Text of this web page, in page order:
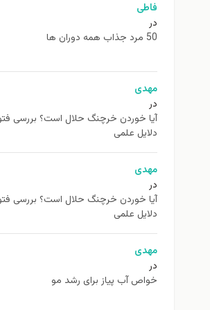
فاطی
در
50 مرد جذاب همه دوران ها
مهدی
در
آیا خوردن خرچنگ حلال است؟ بررسی
دلایل علمی
مهدی
در
آیا خوردن خرچنگ حلال است؟ بررسی
دلایل علمی
مهدی
در
خواص آب پیاز برای رشد مو